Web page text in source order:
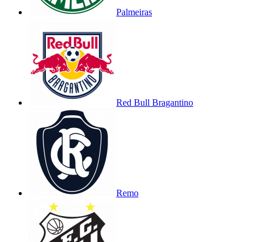
Palmeiras
Red Bull Bragantino
Remo